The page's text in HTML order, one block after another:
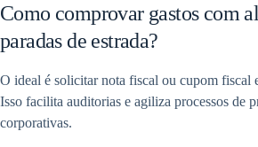
Como comprovar gastos com
paradas de estrada?
O ideal é solicitar nota fiscal ou cupom fiscal
Isso facilita auditorias e agiliza processos de
corporativas.